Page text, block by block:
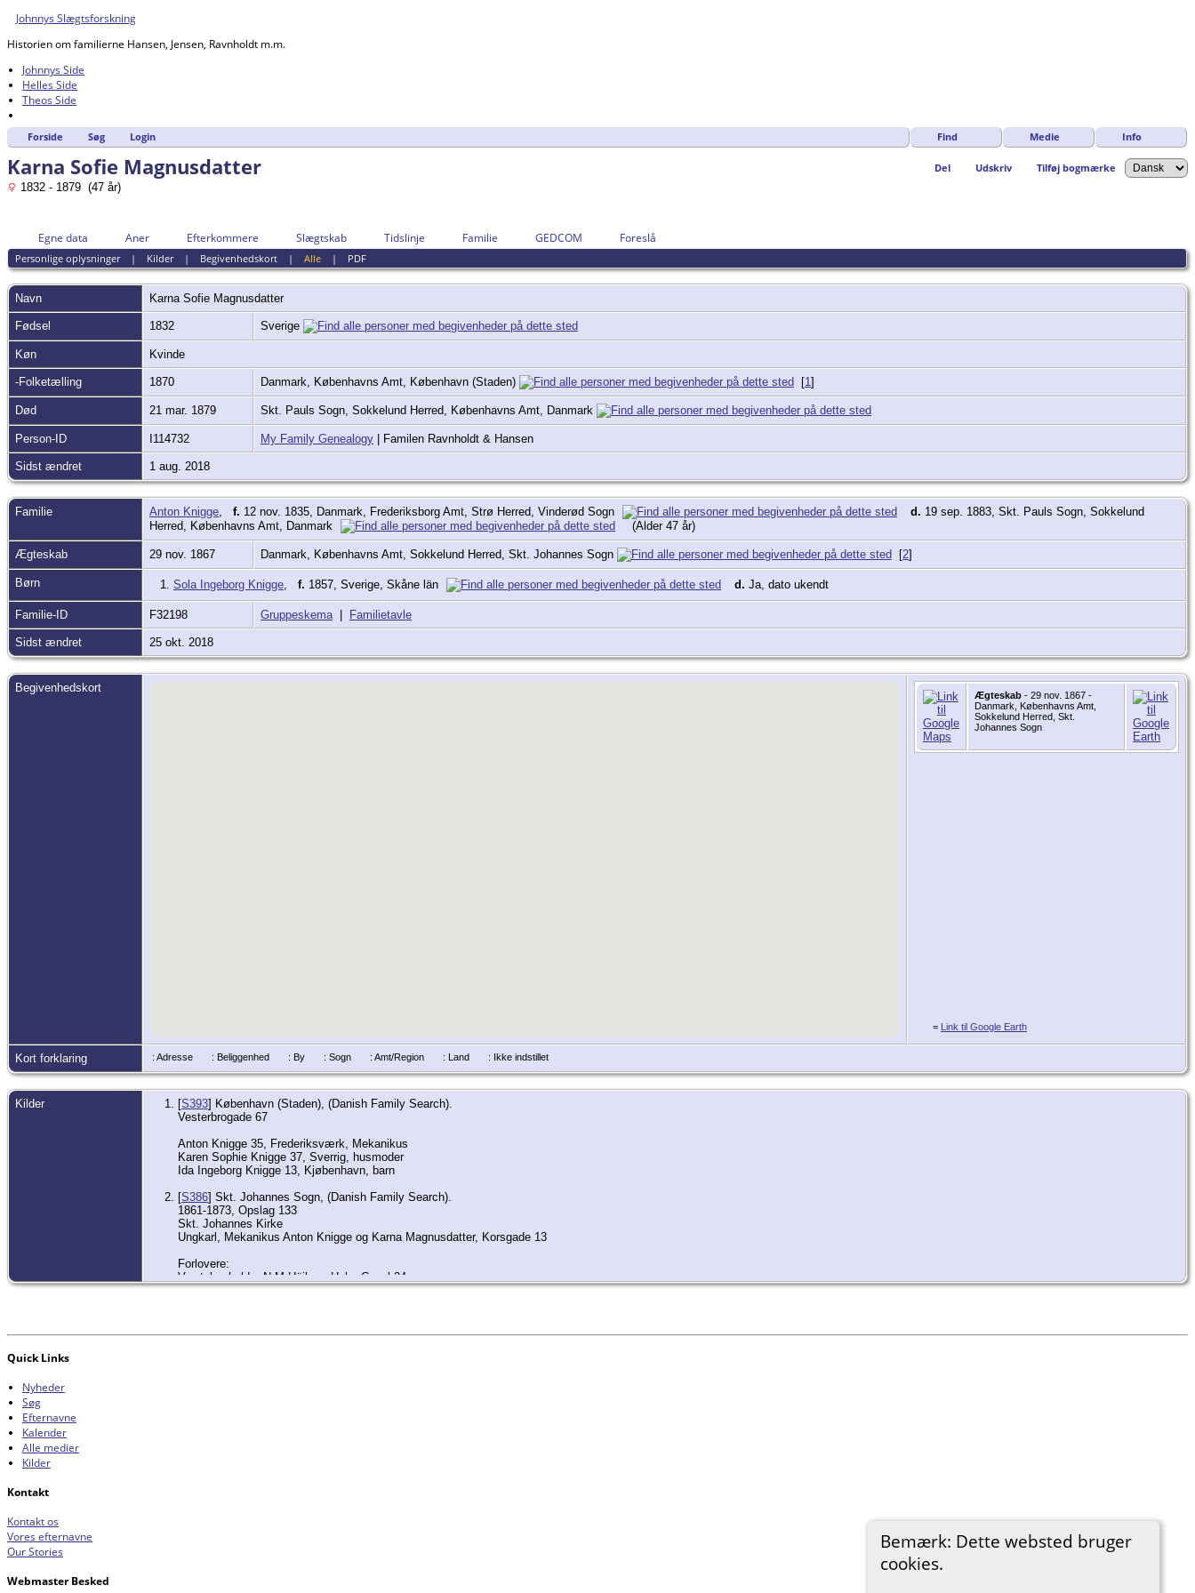
Johnnys Slægtsforskning
Historien om familierne Hansen, Jensen, Ravnholdt m.m.
Johnnys Side
Helles Side
Theos Side
Find Medie Info
Forside Søg Login
Del Udskriv Tilføj bogmærke
Bemærk: Dette websted bruger
cookies.
Karna Sofie Magnusdatter
1832 - 1879 (47 år)
Egne data Aner Efterkommere Slægtskab Tidslinje Familie GEDCOM Foreslå
Personlige oplysninger| Kilder| Begivenhedskort| Alle| PDF
Navn Karna Sofie Magnusdatter
Fødsel 1832 Sverige
Køn Kvinde
-Folketælling 1870 Danmark, Københavns Amt, København (Staden) [1]
Død 21 mar. 1879 Skt. Pauls Sogn, Sokkelund Herred, Københavns Amt, Danmark
Person-ID I114732 My Family Genealogy | Familen Ravnholdt & Hansen
Sidst ændret 1 aug. 2018
Familie Anton Knigge, f. 12 nov. 1835, Danmark, Frederiksborg Amt, Strø Herred, Vinderød Sogn d. 19 sep. 1883, Skt. Pauls Sogn, Sokkelund
Herred, Københavns Amt, Danmark
(Alder 47 år)
Ægteskab 29 nov. 1867 Danmark, Københavns Amt, Sokkelund Herred, Skt. Johannes Sogn [2]
Børn 1. Sola Ingeborg Knigge, f. 1857, Sverige, Skåne län d. Ja, dato ukendt
Familie-ID F32198 Gruppeskema| Familietavle
Sidst ændret 25 okt. 2018
Begivenhedskort
Ægteskab - 29 nov. 1867 -
Danmark, Københavns Amt,
Sokkelund Herred, Skt.
Johannes Sogn
= Link til Google Earth
Kort forklaring : Adresse : Beliggenhed : By : Sogn : Amt/Region : Land : Ikke indstillet
Kilder [S393] København (Staden), (Danish Family Search).
Vesterbrogade 67
Anton Knigge 35, Frederiksværk, Mekanikus
Karen Sophie Knigge 37, Sverrig, husmoder
Ida Ingeborg Knigge 13, Kjøbenhavn, barn
[S386] Skt. Johannes Sogn, (Danish Family Search).
1861-1873, Opslag 133
Skt. Johannes Kirke
Ungkarl, Mekanikus Anton Knigge og Karna Magnusdatter, Korsgade 13
Forlovere:
Værtshusholder N M Höibye, Holm Canal 24
Snedkermester Friis, Vesterbrogade 67
Quick Links
Nyheder
Søg
Efternavne
Kalender
Alle medier
Kilder
Kontakt
Kontakt os
Vores efternavne
Our Stories
Webmaster Besked